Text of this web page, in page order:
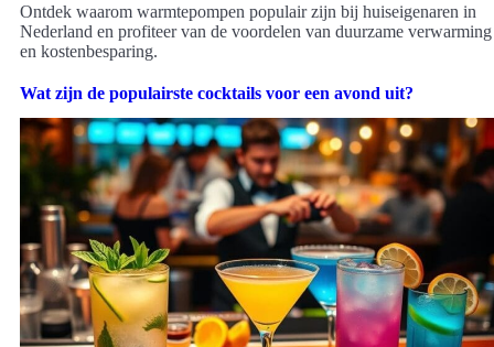
Ontdek waarom warmtepompen populair zijn bij huiseigenaren in
Nederland en profiteer van de voordelen van duurzame verwarming
en kostenbesparing.
Wat zijn de populairste cocktails voor een avond uit?